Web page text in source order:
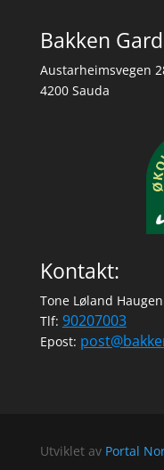
Bakken Gard
Austarheimsvegen
4200 Sauda
Kontakt:
Tone Løland Haugen
Tlf: 90207003
Epost:
Utviklet av Portal